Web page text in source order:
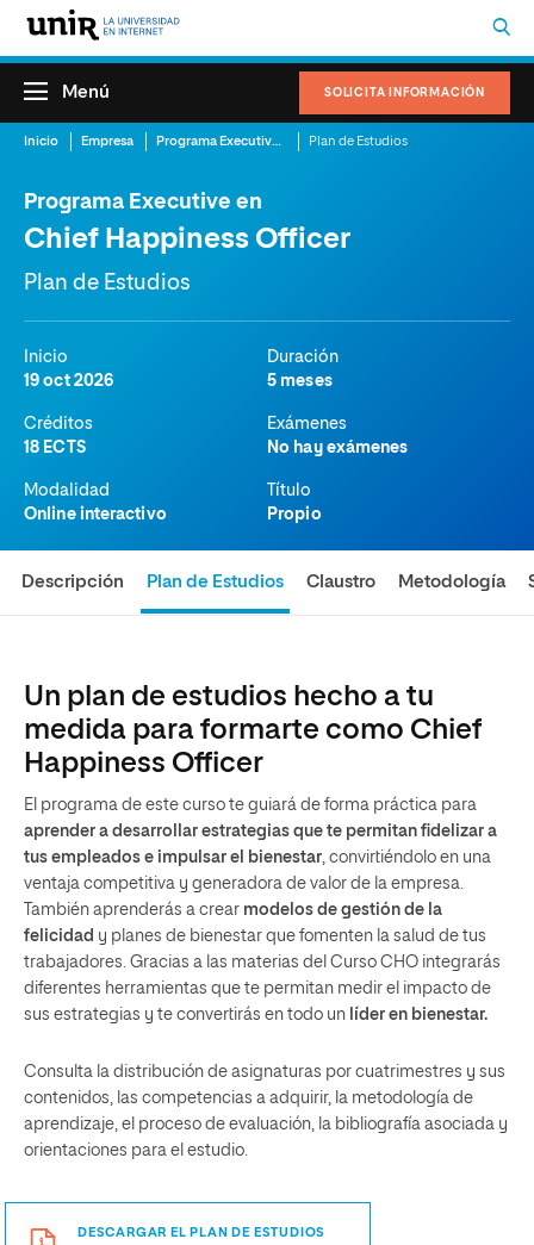
SOLICITA INFORMACIÓN
Menú
Inicio Empresa Programa Executive en Chief Happiness Officer Plan de Estudios
Programa Executive en
Chief Happiness Officer
Plan de Estudios
Inicio
19 oct 2026
Duración
5 meses
Créditos
18 ECTS
Exámenes
No hay exámenes
Modalidad
Online interactivo
Título
Propio
Descripción Plan de Estudios Claustro Metodología
Un plan de estudios hecho a tu
medida para formarte como Chief
Happiness Officer
El programa de este curso te guiará de forma práctica para
aprender a desarrollar estrategias que te permitan fidelizar a
tus empleados e impulsar el bienestar, convirtiéndolo en una
ventaja competitiva y generadora de valor de la empresa.
También aprenderás a crear modelos de gestión de la
felicidad y planes de bienestar que fomenten la salud de tus
trabajadores. Gracias a las materias del Curso CHO integrarás
diferentes herramientas que te permitan medir el impacto de
sus estrategias y te convertirás en todo un líder en bienestar.
Consulta la distribución de asignaturas por cuatrimestres y sus
contenidos, las competencias a adquirir, la metodología de
aprendizaje, el proceso de evaluación, la bibliografía asociada y
orientaciones para el estudio.
DESCARGAR EL PLAN DE ESTUDIOS